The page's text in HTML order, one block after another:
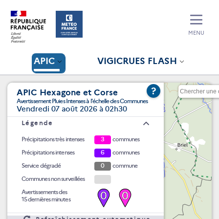
APIC VIGICRUES FLASH
MENU
APIC Hexagone et Corse
Avertissement Pluies Intenses à l'échelle des Communes
Vendredi 07 août 2026 à 02h30
?
Légende
Précipitations très intenses 3
communes
Précipitations intenses
6
communes
Service dégradé
0
commune
Communes non surveillées
Avertissements des
15 dernières minutes
0 0